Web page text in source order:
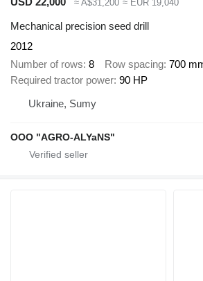
≈ A$31,200 ≈ EUR 19,040
Mechanical precision seed drill
2012
Number of rows 8 Row spacing 700
Required tractor power 90 HP
Ukraine, Sumy
OOO "AGRO-ALYaNS"